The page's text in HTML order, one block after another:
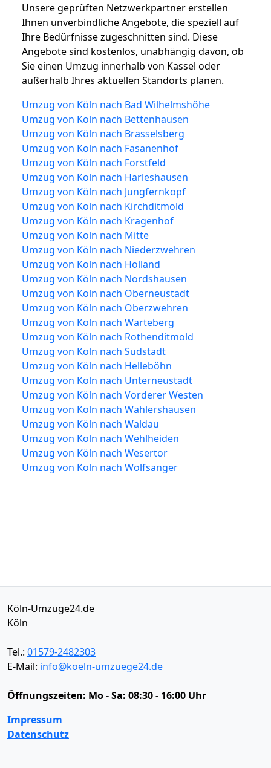
Unsere geprüften Netzwerkpartner erstellen
Ihnen unverbindliche Angebote, die speziell auf
Ihre Bedürfnisse zugeschnitten sind. Diese
Angebote sind kostenlos, unabhängig davon, ob
Sie einen Umzug innerhalb von Kassel oder
außerhalb Ihres aktuellen Standorts planen.
Umzug von Köln nach Bad Wilhelmshöhe
Umzug von Köln nach Bettenhausen
Umzug von Köln nach Brasselsberg
Umzug von Köln nach Fasanenhof
Umzug von Köln nach Forstfeld
Umzug von Köln nach Harleshausen
Umzug von Köln nach Jungfernkopf
Umzug von Köln nach Kirchditmold
Umzug von Köln nach Kragenhof
Umzug von Köln nach Mitte
Umzug von Köln nach Niederzwehren
Umzug von Köln nach Holland
Umzug von Köln nach Nordshausen
Umzug von Köln nach Oberneustadt
Umzug von Köln nach Oberzwehren
Umzug von Köln nach Warteberg
Umzug von Köln nach Rothenditmold
Umzug von Köln nach Südstadt
Umzug von Köln nach Helleböhn
Umzug von Köln nach Unterneustadt
Umzug von Köln nach Vorderer Westen
Umzug von Köln nach Wahlershausen
Umzug von Köln nach Waldau
Umzug von Köln nach Wehlheiden
Umzug von Köln nach Wesertor
Umzug von Köln nach Wolfsanger
Köln-Umzüge24.de
Köln
Tel.: 01579-2482303
E-Mail: info@koeln-umzuege24.de
Öffnungszeiten: Mo - Sa: 08:30 - 16:00 Uhr
Impressum
Datenschutz